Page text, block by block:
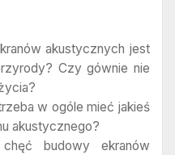
akustycznych jest
Czy gównie nie
w ogóle mieć jakieś
akustycznego?
budowy ekranów